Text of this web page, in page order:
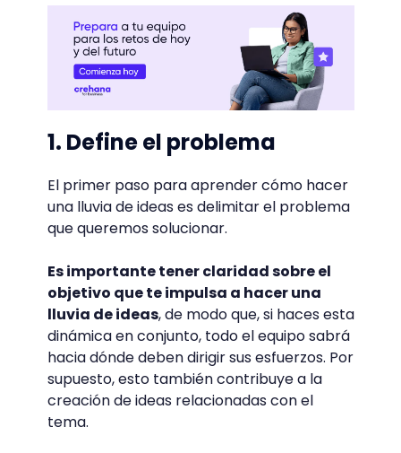
1. Define el problema
El primer paso para aprender cómo hacer
una lluvia de ideas es delimitar el problema
que queremos solucionar.
Es importante tener claridad sobre el
objetivo que te impulsa a hacer una
lluvia de ideas, de modo que, si haces esta
dinámica en conjunto, todo el equipo sabrá
hacia dónde deben dirigir sus esfuerzos. Por
supuesto, esto también contribuye a la
creación de ideas relacionadas con el
tema.